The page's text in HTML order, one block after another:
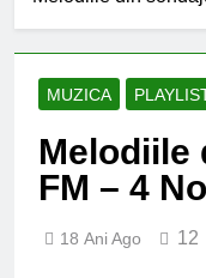
MUZICA
Melodiile
FM – 4
18 Ani Ago 12